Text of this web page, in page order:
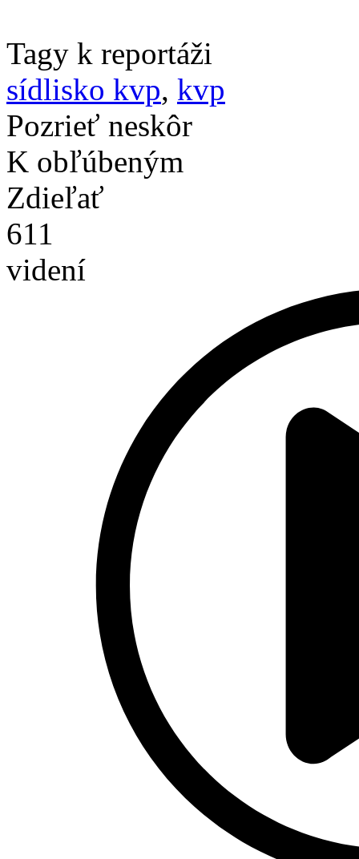
Tagy k reportáži
sídlisko kvp, kvp
Pozrieť neskôr
K obľúbeným
Zdieľať
611
videní